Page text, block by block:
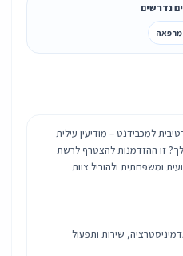
נדרשים
מרפאה
זו ההזדמנות להצטרף לרשת
ומשפחתית ולהוביל צוות